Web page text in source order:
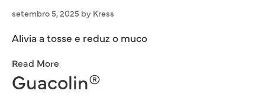
setembro 5, 2025 by Kress
Alivia a tosse e reduz o muco
Read More
Guacolin®